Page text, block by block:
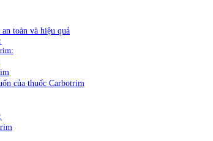
toàn và hiệu quả
của thuốc Carbotrim